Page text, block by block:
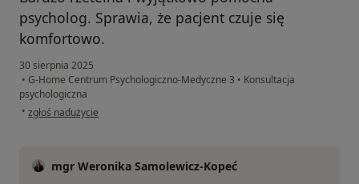
psycholog. Sprawia, że pacjent czuje się
komfortowo.
30 sierpnia 2025
• G-Home Centrum Psychologiczno-Medyczne 3 • Konsultacja
psychologiczna
• w opinii użytkownika Małgorzata
zgłoś nadużycie
mgr Weronika Samolewicz-Kopeć